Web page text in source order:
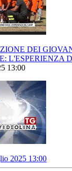
DEI
L'ESPERIENZA
13:00
2025 13:00